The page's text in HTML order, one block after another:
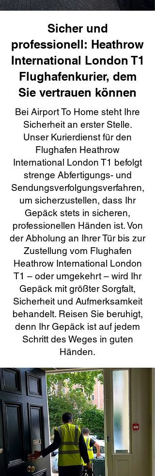
Sicher und
professionell: Heathrow
International London T1
Flughafenkurier, dem
Sie vertrauen können
Bei Airport To Home steht Ihre
Sicherheit an erster Stelle.
Unser Kurierdienst für den
Flughafen Heathrow
International London T1 befolgt
strenge Abfertigungs- und
Sendungsverfolgungsverfahren,
um sicherzustellen, dass Ihr
Gepäck stets in sicheren,
professionellen Händen ist. Von
der Abholung an Ihrer Tür bis zur
Zustellung vom Flughafen
Heathrow International London
T1 – oder umgekehrt – wird Ihr
Gepäck mit größter Sorgfalt,
Sicherheit und Aufmerksamkeit
behandelt. Reisen Sie beruhigt,
denn Ihr Gepäck ist auf jedem
Schritt des Weges in guten
Händen.